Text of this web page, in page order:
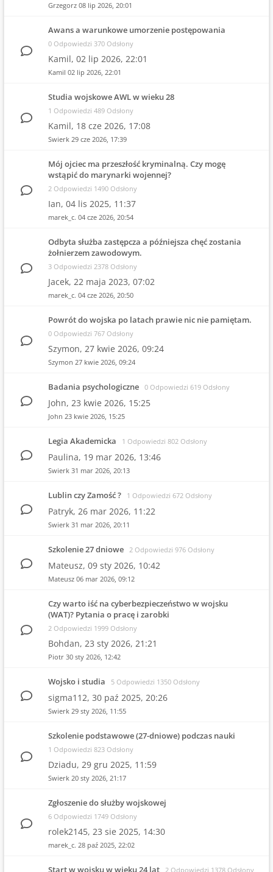
Grzegorz 08 lip 2026, 20:01
Awans a warunkowe umorzenie postępowania
0 Odpowiedzi 370 Odsłony
Kamil, 02 lip 2026, 22:01
Kamil 02 lip 2026, 22:01
Studia wojskowe AWL w wieku 28
1 Odpowiedzi 489 Odsłony
Kamil, 18 cze 2026, 17:08
Swierk 29 cze 2026, 17:39
Mój ojciec ma przeszłość kryminalną. Czy mogę
wstąpić do marynarki wojennej?
2 Odpowiedzi 1490 Odsłony
Ian, 04 lis 2025, 11:37
marek_c. 04 cze 2026, 20:54
Odbyta służba zastępcza a późniejsza chęć zostania
żołnierzem zawodowym.
3 Odpowiedzi 2378 Odsłony
Jacek, 22 maja 2023, 07:02
marek_c. 04 cze 2026, 20:50
Powrót do wojska po latach prawie nic nie pamiętam.
0 Odpowiedzi 767 Odsłony
Szymon, 27 kwie 2026, 09:24
Szymon 27 kwie 2026, 09:24
Badania psychologiczne 0 Odpowiedzi 619 Odsłony
John, 23 kwie 2026, 15:25
John 23 kwie 2026, 15:25
Legia Akademicka 1 Odpowiedzi 802 Odsłony
Paulina, 19 mar 2026, 13:46
Swierk 31 mar 2026, 20:13
Lublin czy Zamość ? 1 Odpowiedzi 672 Odsłony
Patryk, 26 mar 2026, 11:22
Swierk 31 mar 2026, 20:11
Szkolenie 27 dniowe 2 Odpowiedzi 976 Odsłony
Mateusz, 09 sty 2026, 10:42
Mateusz 06 mar 2026, 09:12
Czy warto iść na cyberbezpieczeństwo w wojsku
(WAT)? Pytania o pracę i zarobki
2 Odpowiedzi 1999 Odsłony
Bohdan, 23 sty 2026, 21:21
Piotr 30 sty 2026, 12:42
Wojsko i studia 5 Odpowiedzi 1350 Odsłony
sigma112, 30 paź 2025, 20:26
Swierk 29 sty 2026, 11:55
Szkolenie podstawowe (27-dniowe) podczas nauki
1 Odpowiedzi 823 Odsłony
Dziadu, 29 gru 2025, 11:59
Swierk 20 sty 2026, 21:17
Zgłoszenie do służby wojskowej
6 Odpowiedzi 1749 Odsłony
rolek2145, 23 sie 2025, 14:30
marek_c. 28 paź 2025, 22:02
Start w wojsku w wieku 24 lat 2 Odpowiedzi 1378 Odsłony